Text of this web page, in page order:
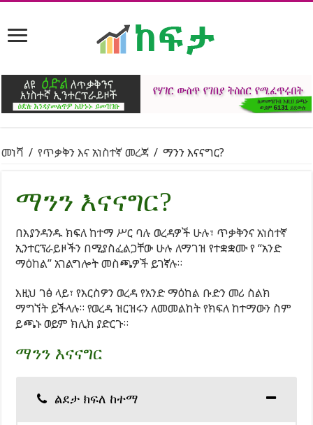
መነሻ / የጥቃቅን እና አነስተኛ መረጃ / ማንን እናናግር?
ማንን እናናግር?
በእያንዳንዱ ክፍለ ከተማ ሥር ባሉ ወረዳዎች ሁሉ፣ ጥቃቅንና አነስተኛ
ኢንተርፕራይዞችን በሚያስፈልጋቸው ሁሉ ለማገዝ የተቋቋሙ የ “አንድ
ማዕከል” አገልግሎት መስጫዎች ይገኛሉ።
እዚህ ገፅ ላይ፣ የእርስዎን ወረዳ የአንድ ማዕከል ቡድን መሪ ስልክ
ማግኘት ይችላሉ። የወረዳ ዝርዝሩን ለመመልከት የክፍለ ከተማውን ስም
ይጫኑ ወይም ክሊክ ያድርጉ።
ማንን እናናግር
ልደታ ክፍለ ከተማ